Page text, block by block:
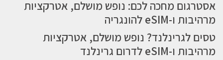
אסטרגום מחכה לכם: נופש מושלם, אטרקציות
מרהיבות ו-eSIM להונגריה
טסים לגרינלנד? נופש מושלם, אטרקציות
מרהיבות ו-eSIM לדרום גרינלנד